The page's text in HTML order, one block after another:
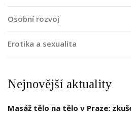
Osobní rozvoj
Erotika a sexualita
Nejnovější aktuality
Masáž tělo na tělo v Praze: